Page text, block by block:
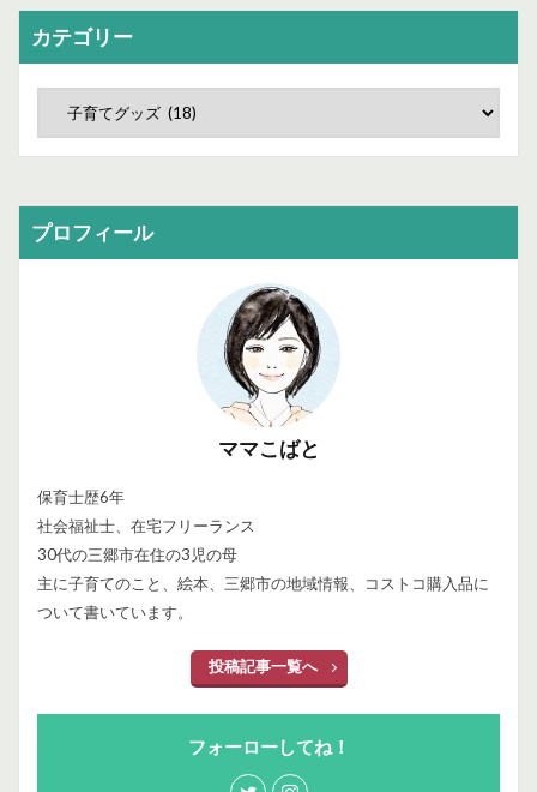
カテゴリー
プロフィール
ママこばと
保育士歴6年
社会福祉士、在宅フリーランス
30代の三郷市在住の3児の母
主に子育てのこと、絵本、三郷市の地域情報、コストコ購入品に
ついて書いています。
投稿記事一覧へ
フォーローしてね！